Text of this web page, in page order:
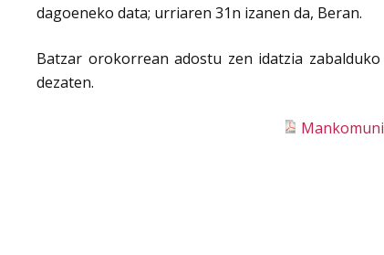
dagoeneko data; urriaren 31n izanen da, Beran.
Batzar orokorrean adostu zen idatzia
dezaten.